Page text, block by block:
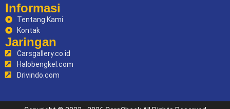
Informasi
Tentang Kami
Kontak
Jaringan
Carsgallery.co.id
Halobengkel.com
Drivindo.com